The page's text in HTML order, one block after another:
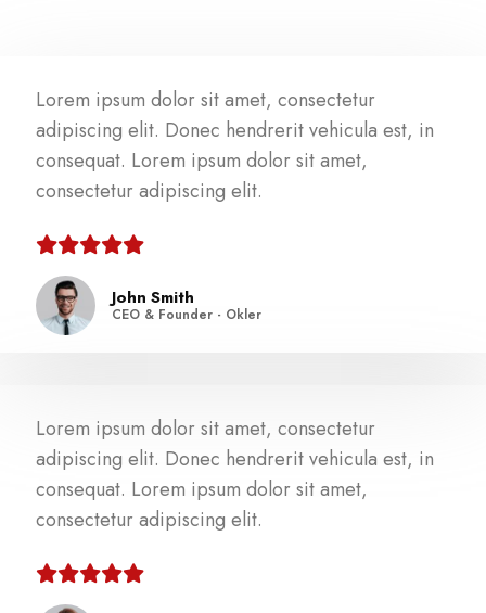
Lorem ipsum dolor sit amet, consectetur
adipiscing elit. Donec hendrerit vehicula est, in
consequat. Lorem ipsum dolor sit amet,
consectetur adipiscing elit.
John Smith
CEO & Founder - Okler
Lorem ipsum dolor sit amet, consectetur
adipiscing elit. Donec hendrerit vehicula est, in
consequat. Lorem ipsum dolor sit amet,
consectetur adipiscing elit.